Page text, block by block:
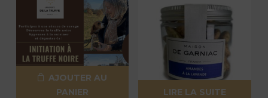
AJOUTER AU
PANIER
LIRE LA SUITE